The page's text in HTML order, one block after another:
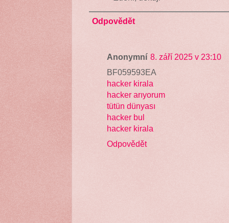
Odpovědět
Anonymní 8. září 2025 v 23:10
BF059593EA
hacker kirala
hacker arıyorum
tütün dünyası
hacker bul
hacker kirala
Odpovědět